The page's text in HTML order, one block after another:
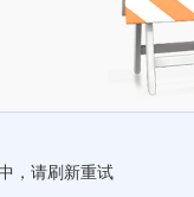
，请刷新重试